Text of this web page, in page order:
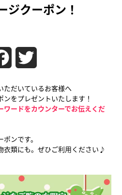
ジクーポン！
Facebook
ただいているお客様へ
をプレゼントいたします！
ワードをカウンターでお伝えくだ
ンです。
衣類にも。ぜひご利用ください♪